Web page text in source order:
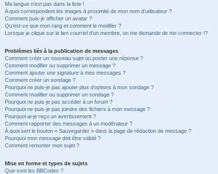
Ma langue n’est pas dans la liste !
A quoi correspondent les images à proximité de mon nom d’utilisateur ?
Comment puis-je afficher un avatar ?
Qu’est-ce que mon rang et comment le modifier ?
Lorsque je clique sur le lien courrield’un membre, on me demande de me connecter !?
Problèmes liés à la publication de messages
Comment créer un nouveau sujet ou poster une réponse ?
Comment modifier ou supprimer un message ?
Comment ajouter une signature à mes messages ?
Comment créer un sondage ?
Pourquoi ne puis-je pas ajouter plus d’options à mon sondage ?
Comment modifier ou supprimer un sondage ?
Pourquoi ne puis-je pas accéder à un forum ?
Pourquoi ne puis-je pas joindre des fichiers à mon message ?
Pourquoi ai-je reçu un avertissement ?
Comment rapporter des messages à un modérateur ?
À quoi sert le bouton « Sauvegarder » dans la page de rédaction de message ?
Pourquoi mon message doit être validé ?
Comment remonter mon sujet ?
Mise en forme et types de sujets
Que sont les BBCodes ?